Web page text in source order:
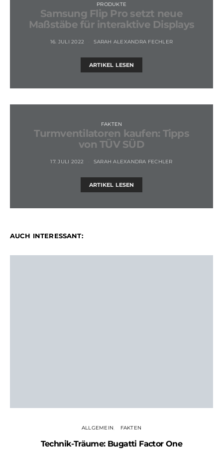
PRODUKTE
Samsung Flip Pro setzt neue
Maßstäbe für interaktive Displays
16. JULI 2022 SARAH ALEXANDRA FECHLER
ARTIKEL LESEN
FAKTEN
Turmventilatoren kaufen: Tipps
von TÜV SÜD
17. JULI 2022 SARAH ALEXANDRA FECHLER
ARTIKEL LESEN
AUCH INTERESSANT:
ALLGEMEIN FAKTEN
Technik-Träume: Bugatti Factor One